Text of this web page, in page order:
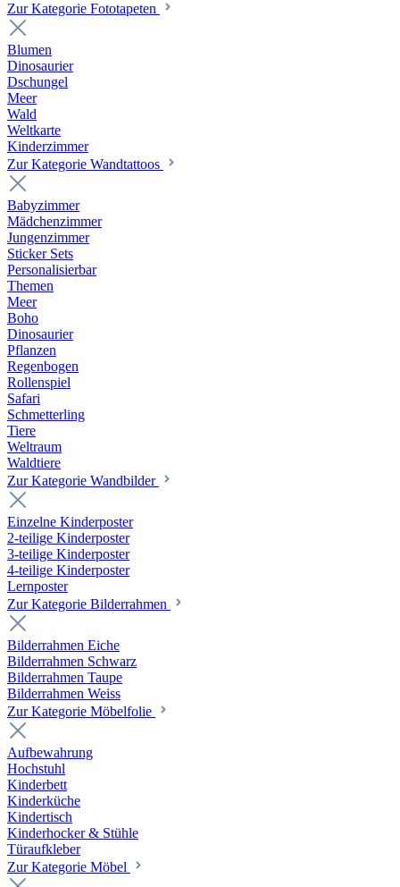
Zur Kategorie Fototapeten
Blumen
Dinosaurier
Dschungel
Meer
Wald
Weltkarte
Kinderzimmer
Zur Kategorie Wandtattoos
Babyzimmer
Mädchenzimmer
Jungenzimmer
Sticker Sets
Personalisierbar
Themen
Meer
Boho
Dinosaurier
Pflanzen
Regenbogen
Rollenspiel
Safari
Schmetterling
Tiere
Weltraum
Waldtiere
Zur Kategorie Wandbilder
Einzelne Kinderposter
2-teilige Kinderposter
3-teilige Kinderposter
4-teilige Kinderposter
Lernposter
Zur Kategorie Bilderrahmen
Bilderrahmen Eiche
Bilderrahmen Schwarz
Bilderrahmen Taupe
Bilderrahmen Weiss
Zur Kategorie Möbelfolie
Aufbewahrung
Hochstuhl
Kinderbett
Kinderküche
Kindertisch
Kinderhocker & Stühle
Türaufkleber
Zur Kategorie Möbel